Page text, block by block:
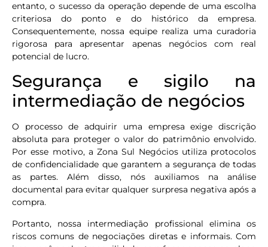
entanto, o sucesso da operação depende de uma escolha
criteriosa do ponto e do histórico da empresa.
Consequentemente, nossa equipe realiza uma curadoria
rigorosa para apresentar apenas negócios com real
potencial de lucro.
Segurança e sigilo na
intermediação de negócios
O processo de adquirir uma empresa exige discrição
absoluta para proteger o valor do patrimônio envolvido.
Por esse motivo, a Zona Sul Negócios utiliza protocolos
de confidencialidade que garantem a segurança de todas
as partes. Além disso, nós auxiliamos na análise
documental para evitar qualquer surpresa negativa após a
compra.
Portanto, nossa intermediação profissional elimina os
riscos comuns de negociações diretas e informais. Com